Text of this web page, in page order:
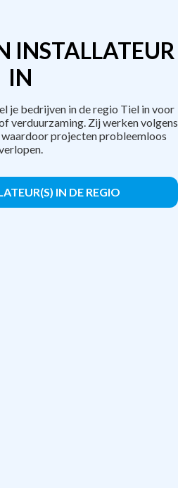
INSTALLATEUR
IN
je bedrijven in de regio Tiel in voor
verduurzaming. Zij werken volgens
projecten probleemloos
IN DE REGIO